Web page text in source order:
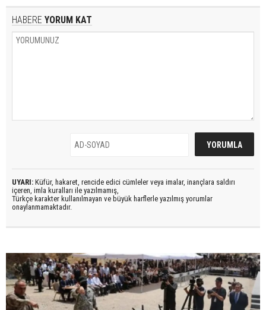
HABERE YORUM KAT
UYARI: Küfür, hakaret, rencide edici cümleler veya imalar, inançlara saldırı
içeren, imla kuralları ile yazılmamış,
Türkçe karakter kullanılmayan ve büyük harflerle yazılmış yorumlar
onaylanmamaktadır.